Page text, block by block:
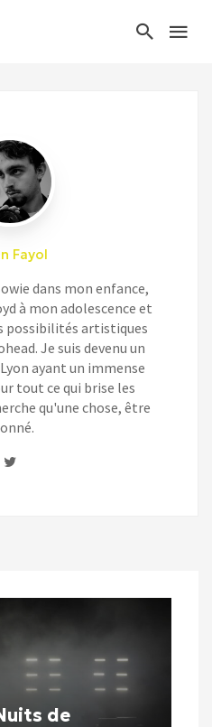
Fayol
dans mon enfance,
à mon adolescence et
possibilités artistiques
Je suis devenu un
ayant un immense
tout ce qui brise les
qu'une chose, être
Twitter
de